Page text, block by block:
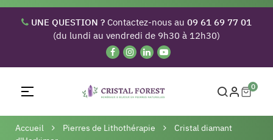
UNE QUESTION ? Contactez-nous au 09 61 69 77 01
(du lundi au vendredi de 9h30 à 12h30)
Basculer
navigation
☰ 0
Accueil Pierres de Lithothérapie
Cristal diamant